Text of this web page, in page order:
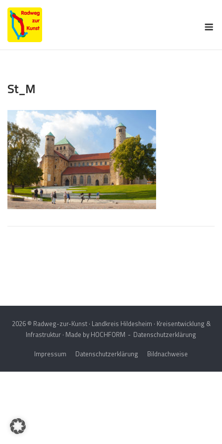
Skip
content
St_M
2026 © Radweg-zur-Kunst · Landkreis Hildesheim · Kreisentwicklung &
Infrastruktur · Made by HOCHFORM
Datenschutzerklärung
Impressum
Datenschutzerklärung Bildnachweise